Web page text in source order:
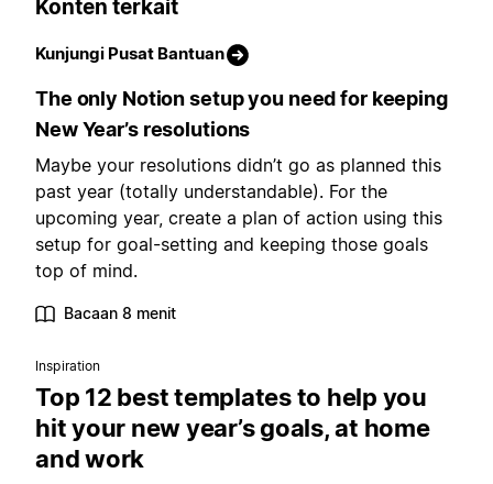
Konten terkait
Kunjungi Pusat Bantuan
The only Notion setup you need for keeping
New Year’s resolutions
Maybe your resolutions didn’t go as planned this
past year (totally understandable). For the
upcoming year, create a plan of action using this
setup for goal-setting and keeping those goals
top of mind.
Bacaan 8 menit
Inspiration
Top 12 best templates to help you
hit your new year’s goals, at home
and work